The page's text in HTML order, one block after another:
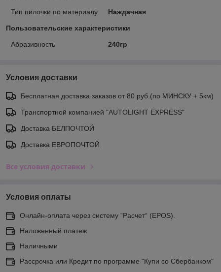
Тип пилочки по материалу Наждачная
Пользовательские характеристики
Абразивность 240гр
Условия доставки
Бесплатная доставка заказов от 80 руб.(по МИНСКУ + 5км)
Транспортной компанией "AUTOLIGHT EXPRESS"
Доставка БЕЛПОЧТОЙ
Доставка ЕВРОПОЧТОЙ
Все условия доставки
Условия оплаты
Онлайн-оплата через систему ”Расчет“ (EPOS).
Наложенный платеж
Наличными
Рассрочка или Кредит по программе "Купи со Сбербанком"